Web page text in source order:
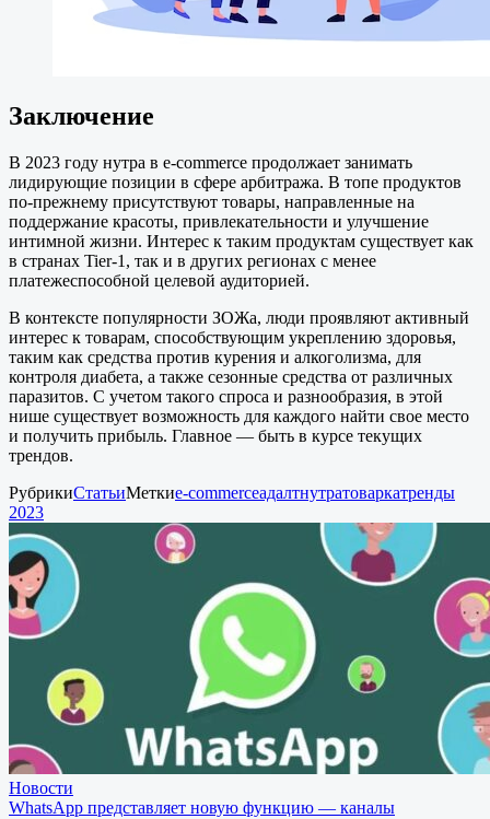
Заключение
В 2023 году нутра в e-commerce продолжает занимать
лидирующие позиции в сфере арбитража. В топе продуктов
по-прежнему присутствуют товары, направленные на
поддержание красоты, привлекательности и улучшение
интимной жизни. Интерес к таким продуктам существует как
в странах Tier-1, так и в других регионах с менее
платежеспособной целевой аудиторией.
В контексте популярности ЗОЖа, люди проявляют активный
интерес к товарам, способствующим укреплению здоровья,
таким как средства против курения и алкоголизма, для
контроля диабета, а также сезонные средства от различных
паразитов. С учетом такого спроса и разнообразия, в этой
нише существует возможность для каждого найти свое место
и получить прибыль. Главное — быть в курсе текущих
трендов.
РубрикиСтатьиМеткиe-commerceадалтнутратоваркатренды
2023
Новости
WhatsApp представляет новую функцию — каналы